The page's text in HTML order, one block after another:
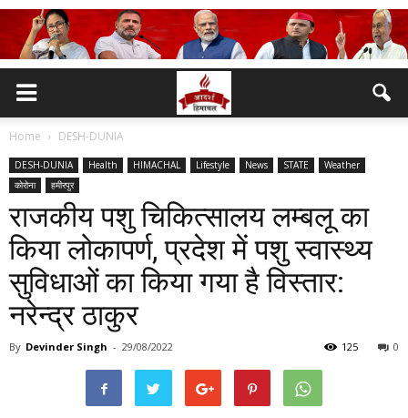
Home DESH-DUNIA
DESH-DUNIA Health HIMACHAL Lifestyle News STATE
Weather
कोरोना
हमीरपुर
राजकीय पशु चिकित्सालय लम्बलू का
किया लोकापर्ण, प्रदेश में पशु स्वास्थ्य
सुविधाओं का किया गया है विस्तार:
नरेन्द्र ठाकुर
By Devinder Singh - 29/08/2022 0
125